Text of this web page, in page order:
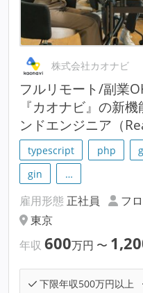
株式会社カオナビ
フルリモート/副業
『カオナビ』の新
ンドエンジニア（
typescript php
gin
…
雇用形態 正社員
フ
東京
年収 600万円 〜
下限年収500万円以上